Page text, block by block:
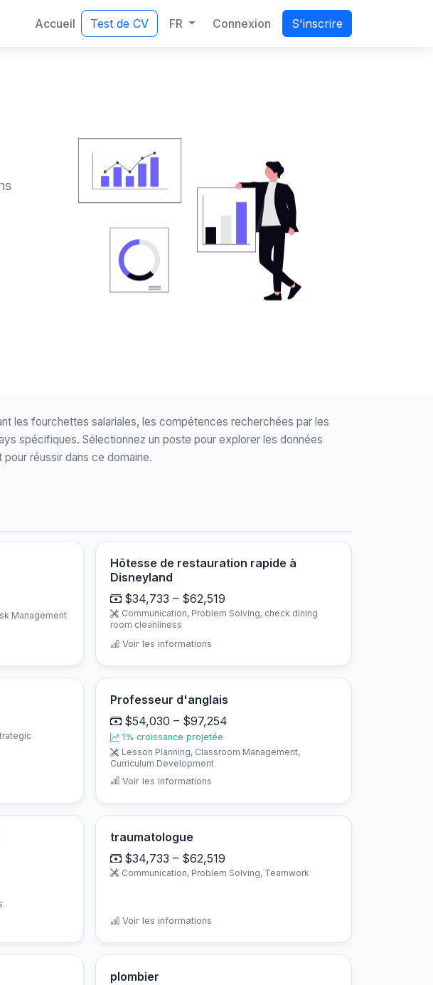
Accueil Test de CV FR Connexion S'inscrire
les fourchettes salariales, les compétences recherchées par les
spécifiques. Sélectionnez un poste pour explorer les données
réussir dans ce domaine.
Management
Hôtesse de restauration rapide à
Disneyland
$34,733 – $62,519
Communication, Problem Solving, check dining
room cleanliness
Voir les informations
Professeur d'anglais
$54,030 – $97,254
1% croissance projetée
Lesson Planning, Classroom Management,
Curriculum Development
Voir les informations
traumatologue
$34,733 – $62,519
Communication, Problem Solving, Teamwork
Voir les informations
plombier